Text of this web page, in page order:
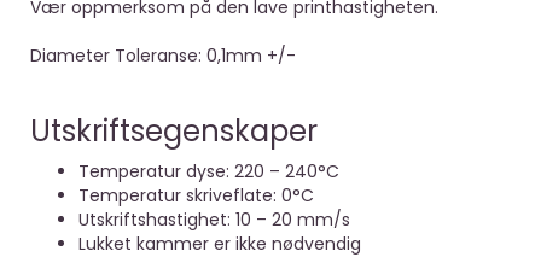
Vær oppmerksom på den lave printhastigheten.
Diameter Toleranse: 0,1mm +/-
Utskriftsegenskaper
Temperatur dyse: 220 – 240°C
Temperatur skriveflate: 0°C
Utskriftshastighet: 10 – 20 mm/s
Lukket kammer er ikke nødvendig